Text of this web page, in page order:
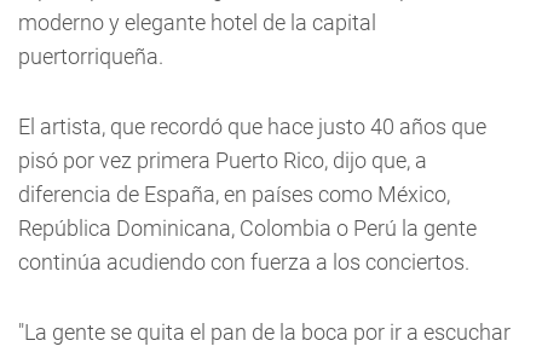
moderno y elegante hotel de la capital
puertorriqueña.
El artista, que recordó que hace justo 40 años que
pisó por vez primera Puerto Rico, dijo que, a
diferencia de España, en países como México,
República Dominicana, Colombia o Perú la gente
continúa acudiendo con fuerza a los conciertos.
"La gente se quita el pan de la boca por ir a escuchar